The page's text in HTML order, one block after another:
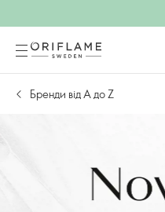
Бренди від А до Z